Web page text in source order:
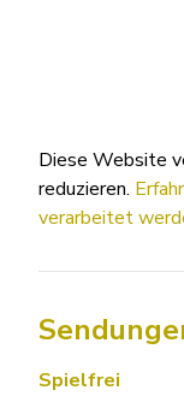
Diese Website
reduzieren.
verarbeitet
Spielfrei